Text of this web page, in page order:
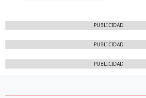
PUBLICIDAD
PUBLICIDAD
PUBLICIDAD